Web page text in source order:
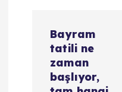
Bayram
tatili ne
zaman
başlıyor,